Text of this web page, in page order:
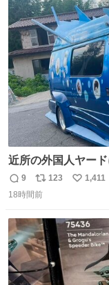
ト
数
数
近所の外国人ヤー
てました😭 外装ぼ
し、、 可哀想に
返
信
9
リ
ポ
ト
数
123
い
数
1,411
18時間前